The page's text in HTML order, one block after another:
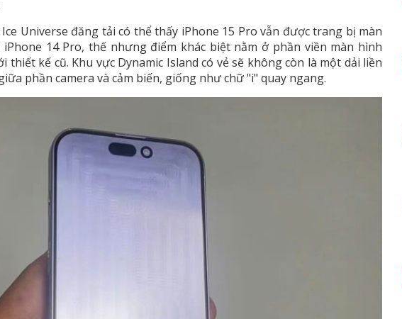
Universe đăng tải có thể thấy iPhone 15 Pro vẫn được trang bị màn
14 Pro, thế nhưng điểm khác biệt nằm ở phần viền màn hình
thiết kế cũ. Khu vực Dynamic Island có vẻ sẽ không còn là một dải liền
phần camera và cảm biến, giống như chữ "i" quay ngang.